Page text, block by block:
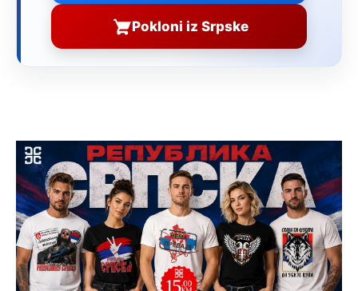
Pokloni iz Srpske